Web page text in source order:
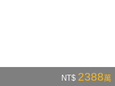
NT$ 2388萬